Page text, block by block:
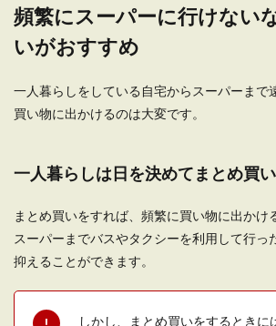
頻繁にスーパーに行けない
いがおすすめ
一人暮らしをしている自宅からスーパーまで
買い物に出かけるのは大変です。
一人暮らしは日を決めてまとめ買
まとめ買いをすれば、頻繁に買い物に出かけ
スーパーまでバスやタクシーを利用して行っ
抑えることができます。
しかし、まとめ買いをするときに